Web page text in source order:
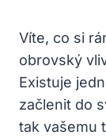
Víte, co si
obrovský
Existuje
začlenit do
tak vašemu